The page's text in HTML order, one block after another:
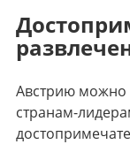
Австрию можно
странам-